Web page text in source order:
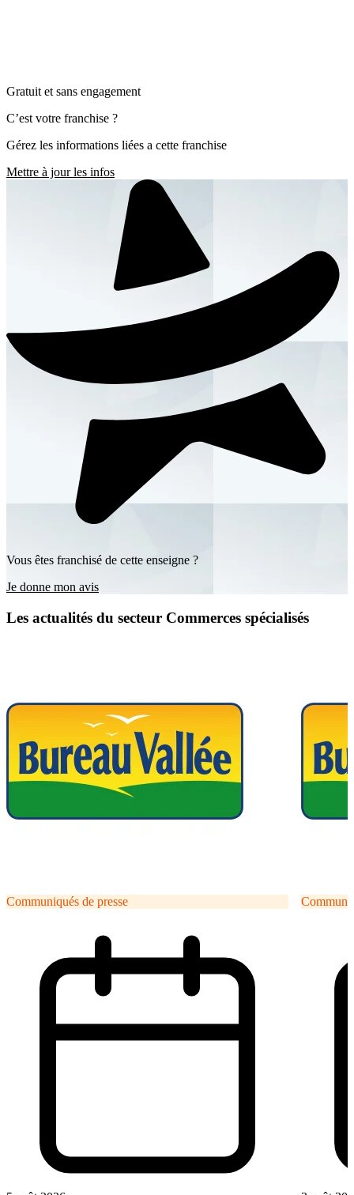
Gratuit et sans engagement
C’est votre franchise ?
Gérez les informations liées a cette franchise
Mettre à jour les infos
Vous êtes franchisé de cette enseigne ?
Je donne mon avis
Les actualités du secteur Commerces spécialisés
Communiqués de presse